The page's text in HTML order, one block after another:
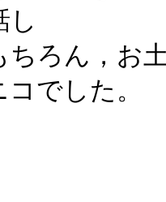
し
ちろん，お
でした。